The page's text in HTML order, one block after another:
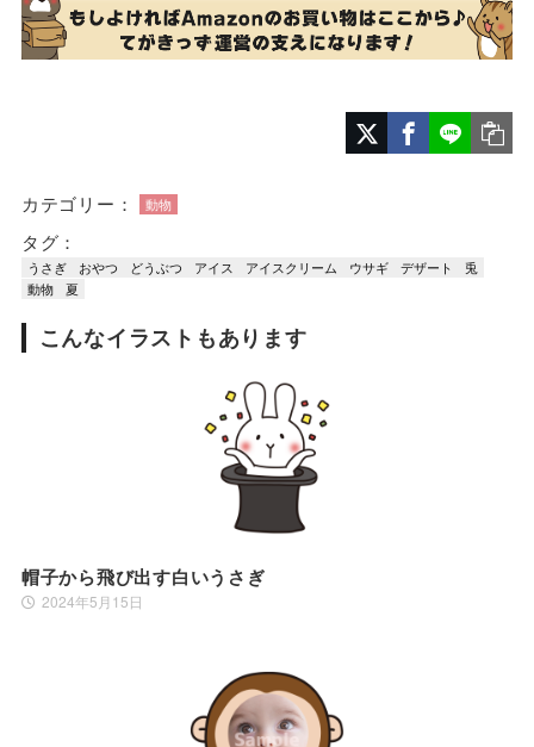
カテゴリー： 動物
タグ：
うさぎ おやつ どうぶつ アイス アイスクリーム ウサギ デザート
兎
動物
夏
こんなイラストもあります
帽子から飛び出す白いうさぎ
2024年5月15日